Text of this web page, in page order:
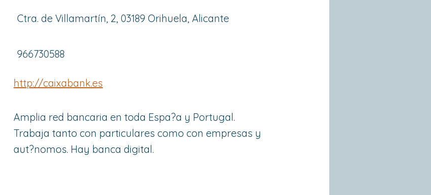
Ctra. de Villamartín, 2, 03189 Orihuela, Alicante
966730588
http://caixabank.es
Amplia red bancaria en toda Espa?a y Portugal.
Trabaja tanto con particulares como con empresas y
aut?nomos. Hay banca digital.